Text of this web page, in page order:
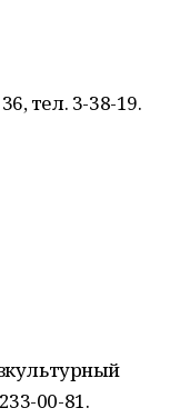
тел. 3-38-19.
00-81.